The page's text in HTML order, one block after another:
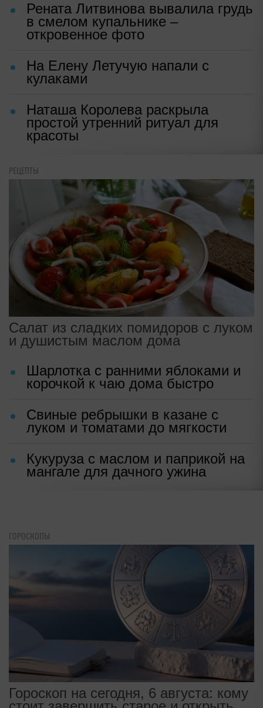
Рената Литвинова вывалила грудь
в смелом купальнике –
откровенное фото
На Елену Летучую напали с
кулаками
Наташа Королева раскрыла
простой утренний ритуал для
красоты
РЕЦЕПТЫ
Салат из сладких помидоров с луком
и душистым маслом дома
Шарлотка с ранними яблоками и
корочкой к чаю дома быстро
Свиные ребрышки в казане с
луком и томатами до мягкости
Кукуруза с маслом и паприкой на
мангале для дачного ужина
ГОРОСКОПЫ
Гороскоп на сегодня, 6 августа: кому